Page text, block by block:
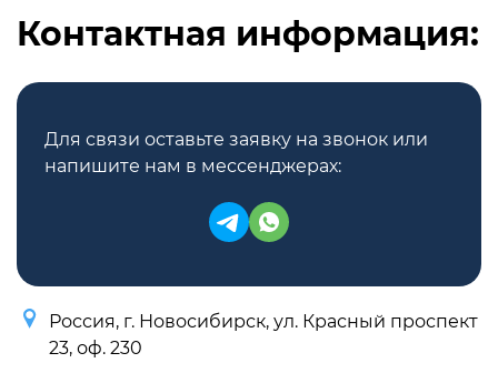
Контактная информация:
Для связи оставьте заявку на звонок или
напишите нам в мессенджерах:
Россия, г. Новосибирск, ул. Красный проспект
23, оф. 230